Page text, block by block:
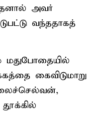
அவர்
வந்ததாகத்
கைவிடுமாறு